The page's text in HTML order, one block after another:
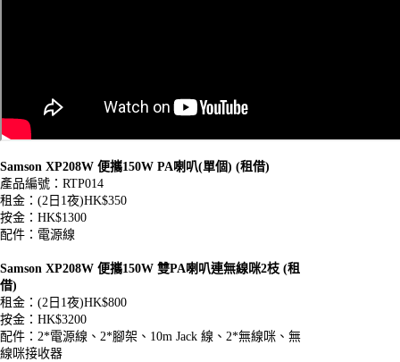
Samson XP208W 便攜150W PA喇叭(單個) (租借)
產品編號：RTP014
租金：(2日1夜)HK$350
按金：HK$1300
配件：電源線
Samson XP208W 便攜150W 雙PA喇叭連無線咪2枝 (租
借)
租金：(2日1夜)HK$800
按金：HK$3200
配件：2*電源線、2*腳架、10m Jack 線、2*無線咪、無
線咪接收器